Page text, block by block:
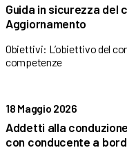
Guida in sicurezza del
Aggiornamento
Obiettivi: L’obiettivo del
competenze
18 Maggio 2026
Addetti alla
con conducente a